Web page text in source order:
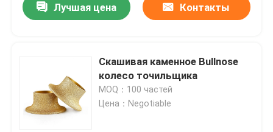
Лучшая цена Контакты
Скашивая каменное Bullnose
колесо точильщика
MOQ：100 частей
Цена：Negotiable